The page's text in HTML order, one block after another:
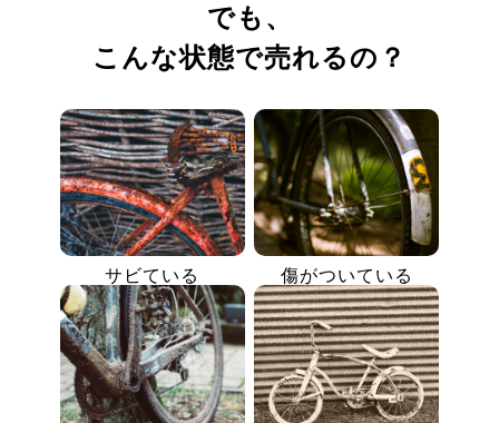
でも、
こんな状態で売れるの？
サビている 傷がついている